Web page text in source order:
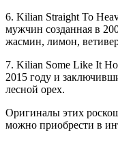
6. Kilian Straight To
мужчин созданная в
жасмин, лимон,
7. Kilian Some Like It
2015 году и
лесной орех.
Оригиналы этих
можно приобрести в